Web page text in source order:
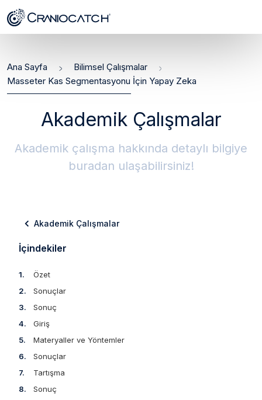
Ana Sayfa
Bilimsel Çalışmalar
Masseter Kas Segmentasyonu İçin Yapay Zeka
Akademik Çalışmalar
Akademik çalışma hakkında detaylı bilgiye
buradan ulaşabilirsiniz!
Akademik Çalışmalar
İçindekiler
Özet
Sonuçlar
Sonuç
Giriş
Materyaller ve Yöntemler
Sonuçlar
Tartışma
Sonuç